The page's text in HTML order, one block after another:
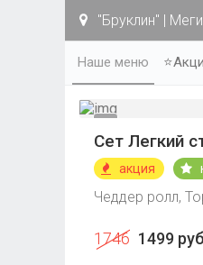
"Бруклин" |
Наше меню
Сет Легкий
акция
Чеддер ролл,
1746 1499